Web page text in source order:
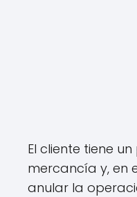
El cliente tiene
mercancía y, en
anular la